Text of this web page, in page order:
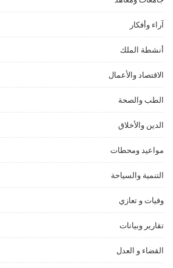
آراء وأفكار
أنشطة الملك
الاقتصاد والأعمال
الطب والصحة
الدين والأخلاق
مواعيد ومحطات
التنمية والسياحة
وفيات و تعازي
تقارير وبيانات
القضاء و العدل